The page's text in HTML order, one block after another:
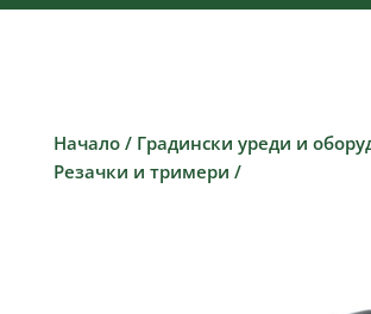
Начало/ Градински уреди и
Резачки и тримери /